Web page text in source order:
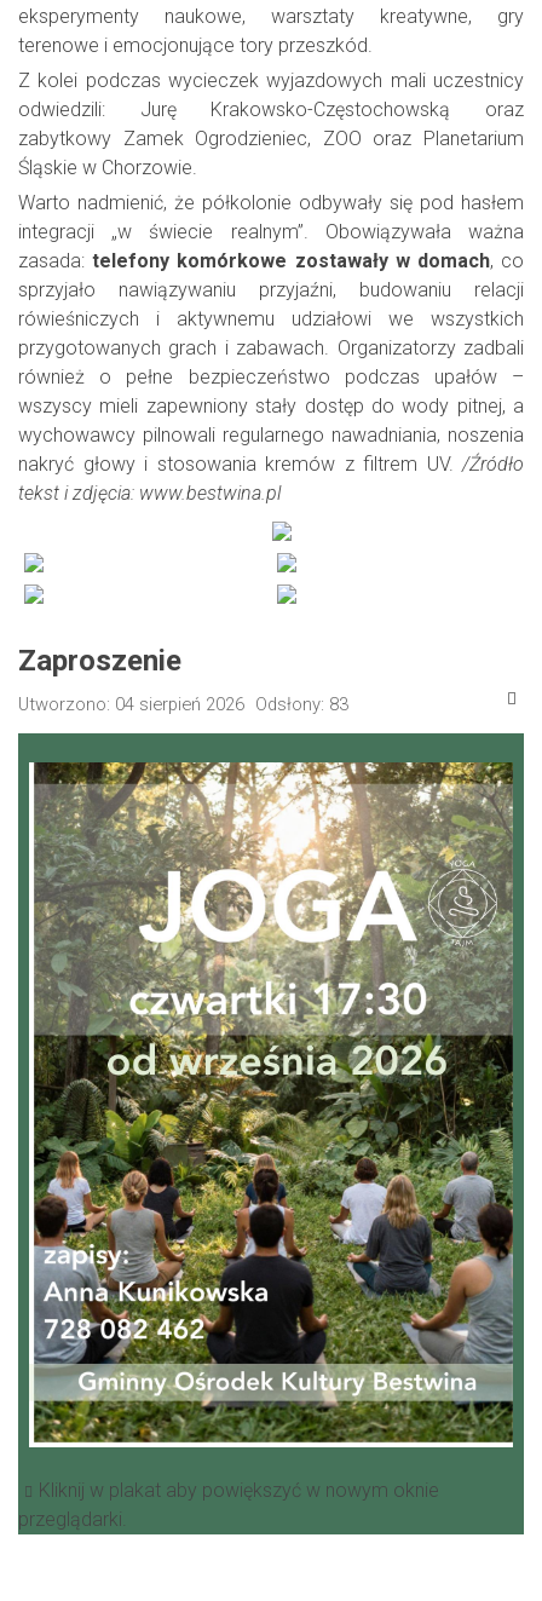
eksperymenty naukowe, warsztaty kreatywne, gry
terenowe i emocjonujące tory przeszkód.
Z kolei podczas wycieczek wyjazdowych mali uczestnicy
odwiedzili: Jurę Krakowsko-Częstochowską oraz
zabytkowy Zamek Ogrodzieniec, ZOO oraz Planetarium
Śląskie w Chorzowie.
Warto nadmienić, że półkolonie odbywały się pod hasłem
integracji „w świecie realnym”. Obowiązywała ważna
zasada:telefony komórkowe zostawały w domach, co
sprzyjało nawiązywaniu przyjaźni, budowaniu relacji
rówieśniczych i aktywnemu udziałowi we wszystkich
przygotowanych grach i zabawach. Organizatorzy zadbali
również o pełne bezpieczeństwo podczas upałów –
wszyscy mieli zapewniony stały dostęp do wody pitnej, a
wychowawcy pilnowali regularnego nawadniania, noszenia
nakryć głowy i stosowania kremów z filtrem UV. /Źródło
tekst i zdjęcia: www.bestwina.pl
Zaproszenie
Utworzono: 04 sierpień 2026 Odsłony: 83
Kliknij w plakat aby powiększyć w nowym oknie
przeglądarki.